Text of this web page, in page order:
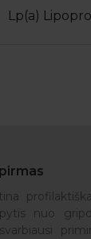
Lp(a)
nuo